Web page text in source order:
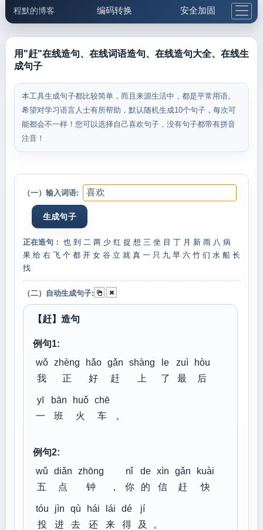
程默的博客 编码转换 安全加固
邮件工具 生活便民 更多工具
用"赶"在线造句、在线词语造句、在线造句大全、在线生
成句子
本工具生成句子都比较简单，而且来源生活中，都是平常用语。
希望对学习语言人士有所帮助，默认随机生成10个句子，每次可
能都会不一样！您可以选择自己喜欢句子，没有句子都带有拼音
注音！
（一）输入词语:
正在造句： 也 到 二 两 少 红 捉 想 三 坐 目 丁 月 新 雨 八 病
果 给 右 飞 个 都 开 女 谷 立 就 真 一 只 九 早 六 竹 们 水 船 长
找
（二）自动生成句子:
【赶】造句
例句1:
wǒ
我
zhèng
正
hǎo
好
gǎn
赶
shàng
上
le
了
zuì
最
hòu
后
yī
一
bān
班
huǒ
火
chē
车
。
例句2:
wǔ
五
diǎn
点
zhōng
钟
，
nǐ
你
de
的
xìn
信
gǎn
赶
kuài
快
tóu
投
jìn
进
qù
去
hái
还
lái
来
dé
得
jí
及
。